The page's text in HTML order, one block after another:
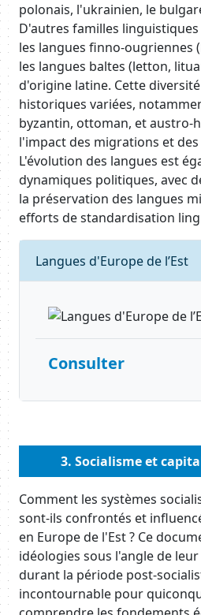
polonais, l'ukrainien, le
D'autres familles
les langues finno-ougriennes
les langues baltes (letton,
d'origine latine. Cette
historiques variées,
byzantin, ottoman, et austro-
l'impact des migrations et
L'évolution des langues est
dynamiques politiques, avec
la préservation des langues
efforts de standardisation
Langues d'Europe de l’Est
Consulter
3. Socialisme et
Body
Comment les systèmes
sont-ils confrontés et
en Europe de l'Est ? Ce
idéologies sous l'angle de
durant la période post-
incontournable pour